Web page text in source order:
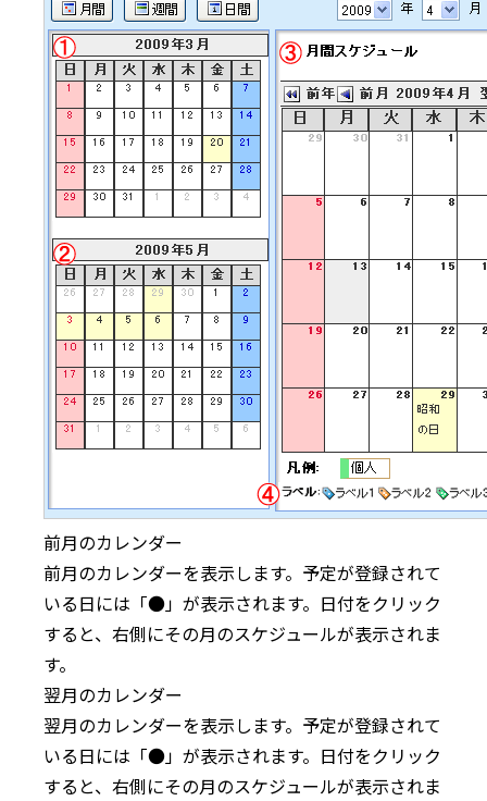
前月のカレンダー
前月のカレンダーを表示します。予定が登録されて
いる日には「●」が表示されます。日付をクリック
すると、右側にその月のスケジュールが表示されま
す。
翌月のカレンダー
翌月のカレンダーを表示します。予定が登録されて
いる日には「●」が表示されます。日付をクリック
すると、右側にその月のスケジュールが表示されま